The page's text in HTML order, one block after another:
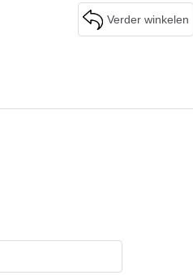
Verder winkelen